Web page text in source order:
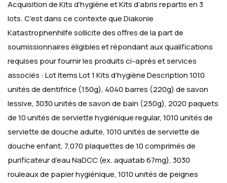
Acquisition de Kits d’hygiène et Kits d’abris repartis en 3
lots. C’est dans ce contexte que Diakonie
Katastrophenhilfe sollicite des offres de la part de
soumissionnaires éligibles et répondant aux qualifications
requises pourfournir les produits ci-après et services
associés :LotItemsLot1Kitsd’hygièneDescription1010
unités de dentifrice (150g), 4040 barres (220g) de savon
lessive, 3030 unités de savon de bain (250g), 2020 paquets
de 10 unités de serviette hygiénique regular, 1010 unités de
serviette de doucheadulte, 1010 unités de serviette de
douche enfant, 7,070 plaquettes de 10 comprimés de
purificateurd’eau NaDCC (ex. aquatab 67mg), 3030
rouleaux de papier hygiénique, 1010 unités de peignes